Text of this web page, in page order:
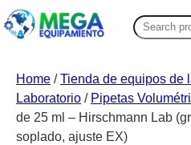
Search
for:
Home /Tienda de equipos de
Laboratorio / Pipetas
de 25 ml – Hirschmann Lab
soplado, ajuste EX)